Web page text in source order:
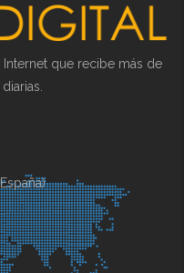
Internet que recibe más de